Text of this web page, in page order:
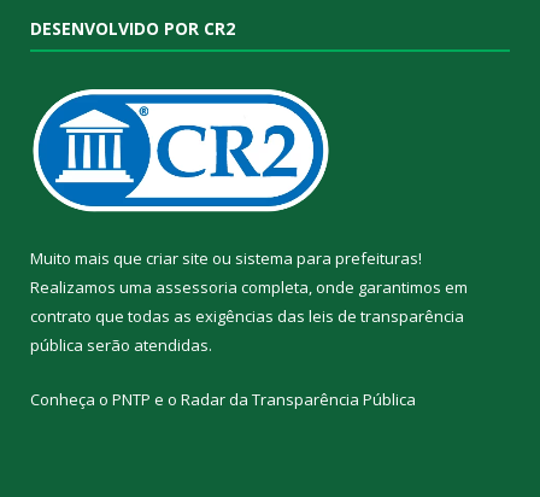
DESENVOLVIDO POR CR2
Muito mais que criar site ou sistema para prefeituras!
Realizamos uma assessoria completa, onde garantimos em
contrato que todas as exigências das leis de transparência
pública serão atendidas.
Conheça o PNTP e o Radar da Transparência Pública